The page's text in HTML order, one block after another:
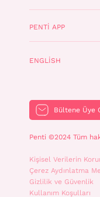
PENTI APP
ENGLISH
Bültene Üye
Penti ©2024 Tüm
Kişisel Verilerin
Çerez Aydınlatma
Gizlilik ve Güvenlik
Kullanım Koşulları